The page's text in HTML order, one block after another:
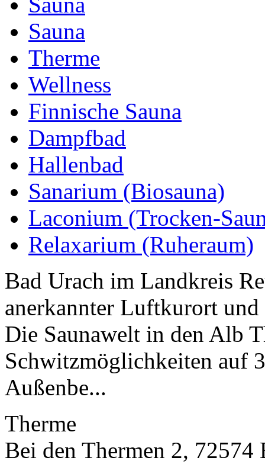
Sauna
Therme
Wellness
Finnische Sauna
Dampfbad
Hallenbad
Sanarium (Biosauna)
Laconium (Trocken-
Relaxarium (Ruheraum)
Bad Urach im Landkreis
anerkannter Luftkurort
Die Saunawelt in den Alb
Schwitzmöglichkeiten auf
Außenbe...
Therme
Bei den Thermen 2, 72574